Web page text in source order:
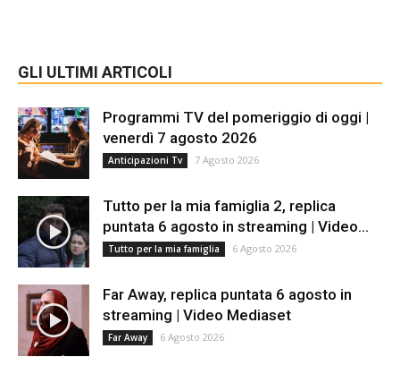
GLI ULTIMI ARTICOLI
Programmi TV del pomeriggio di oggi |
venerdì 7 agosto 2026
Anticipazioni Tv 7 Agosto 2026
Tutto per la mia famiglia 2, replica
puntata 6 agosto in streaming | Video...
Tutto per la mia famiglia 6 Agosto 2026
Far Away, replica puntata 6 agosto in
streaming | Video Mediaset
Far Away 6 Agosto 2026